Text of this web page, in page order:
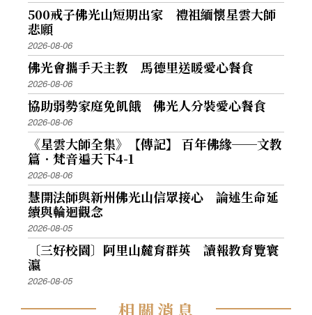
500戒子佛光山短期出家 禮祖緬懷星雲大師
悲願
2026-08-06
佛光會攜手天主教 馬德里送暖愛心餐食
2026-08-06
協助弱勢家庭免飢餓 佛光人分裝愛心餐食
2026-08-06
《星雲大師全集》【傳記】 百年佛緣──文教
篇．梵音遍天下4-1
2026-08-06
慧開法師與新州佛光山信眾接心 論述生命延
續與輪迴觀念
2026-08-05
〔三好校園〕阿里山麓育群英 讀報教育覽寰
瀛
2026-08-05
相關消息